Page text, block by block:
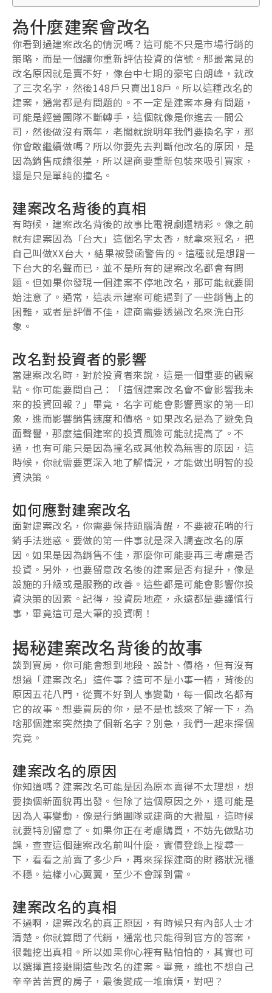
為什麼建案會改名
你看到過建案改名的情況嗎？這可能不只是市場行銷的
策略，而是一個讓你重新評估投資的信號。那最常見的
改名原因就是賣不好，像台中七期的豪宅白朗峰，就改
了三次名字，然後148戶只賣出18戶。所以這種改名的
建案，通常都是有問題的。不一定是建案本身有問題，
可能是經營團隊不斷轉手，這個就像是你進去一間公
司，然後做沒有兩年，老闆就說明年我們要換名字，那
你會敢繼續做嗎？所以你要先去判斷他改名的原因，是
因為銷售成績很差，所以建商要重新包裝來吸引買家，
還是只是單純的撞名。
建案改名背後的真相
有時候，建案改名背後的故事比電視劇還精彩。像之前
就有建案因為「台大」這個名字太香，就拿來冠名，把
自己叫做XX台大，結果被發函警告的。這種就是想蹭一
下台大的名聲而已，並不是所有的建案改名都會有問
題。但如果你發現一個建案不停地改名，那可能就要開
始注意了。通常，這表示建案可能遇到了一些銷售上的
困難，或者是評價不佳，建商需要透過改名來洗白形
象。
改名對投資者的影響
當建案改名時，對於投資者來說，這是一個重要的觀察
點。你可能要問自己：「這個建案改名會不會影響我未
來的投資回報？」畢竟，名字可能會影響買家的第一印
象，進而影響銷售速度和價格。如果改名是為了避免負
面聲譽，那麼這個建案的投資風險可能就提高了。不
過，也有可能只是因為撞名或其他較為無害的原因，這
時候，你就需要更深入地了解情況，才能做出明智的投
資決策。
如何應對建案改名
面對建案改名，你需要保持頭腦清醒，不要被花哨的行
銷手法迷惑。要做的第一件事就是深入調查改名的原
因。如果是因為銷售不佳，那麼你可能要再三考慮是否
投資。另外，也要留意改名後的建案是否有提升，像是
設施的升級或是服務的改善。這些都是可能會影響你投
資決策的因素。記得，投資房地產，永遠都是要謹慎行
事，畢竟這可是大筆的投資啊！
揭秘建案改名背後的故事
談到買房，你可能會想到地段、設計、價格，但有沒有
想過「建案改名」這件事？這可不是小事一樁，背後的
原因五花八門，從賣不好到人事變動，每一個改名都有
它的故事。想要買房的你，是不是也該來了解一下，為
啥那個建案突然換了個新名字？別急，我們一起來探個
究竟。
建案改名的原因
你知道嗎？建案改名可能是因為原本賣得不太理想，想
要換個新面貌再出發。但除了這個原因之外，還可能是
因為人事變動，像是行銷團隊或建商的大搬風，這時候
就要特別留意了。如果你正在考慮購買，不妨先做點功
課，查查這個建案改名前叫什麼，實價登錄上搜尋一
下，看看之前賣了多少戶，再來探探建商的財務狀況穩
不穩。這樣小心翼翼，至少不會踩到雷。
建案改名的真相
不過啊，建案改名的真正原因，有時候只有內部人士才
清楚。你就算問了代銷，通常也只能得到官方的答案，
很難挖出真相。所以如果你心裡有點怕怕的，其實也可
以選擇直接避開這些改名的建案。畢竟，誰也不想自己
辛辛苦苦買的房子，最後變成一堆麻煩，對吧？